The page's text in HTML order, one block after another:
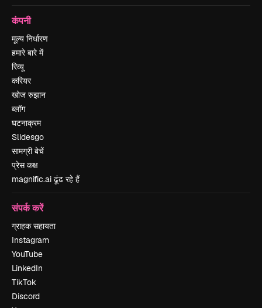
कंपनी
मूल्य निर्धारण
हमारे बारे में
रिव्यू
करियर
खोज रुझान
ब्लॉग
घटनाक्रम
Slidesgo
सामग्री बेचें
प्रेस कक्ष
magnific.ai ढूंढ रहे हैं
संपर्क करें
ग्राहक सहायता
Instagram
YouTube
LinkedIn
TikTok
Discord